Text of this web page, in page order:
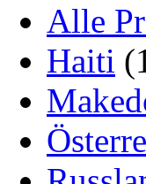
Alle
Haiti